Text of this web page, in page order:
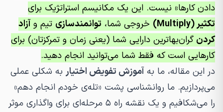
دادن کارها» نیست. این یک مکانیسم استراتژیک برای
تکثیر (Multiply)
خروجی شما، توانمندسازی تیم وآزاد
کردن گران‌بهاترین دارایی شما (یعنی زمان و تمرکزتان) برای
کارهایی است که فقط شما می‌توانید انجام دهید.
در این مقاله، ما بهآموزش تفویض اختیار به شکلی عملی
می‌پردازیم. ما روانشناسی پشت «تله‌ی خودم انجام دهم»
را می‌شکافیم و یک نقشه راه ۵ مرحله‌ای برای واگذاری موثر